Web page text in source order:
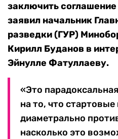
заключить
заявил начальник
разведки (ГУР)
Кирилл Буданов в
Эйнулле Фатуллаеву.
«Это
на то, что
диаметрально
насколько это